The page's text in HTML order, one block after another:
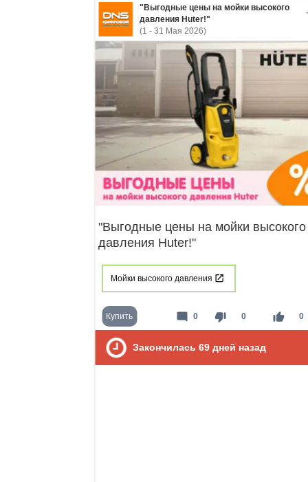
"Выгодные цены на мойки высокого
давления Huter!"
(1 - 31 Мая 2026)
"Выгодные цены на мойки высокого
давления Huter!"
Мойки высокого давления
Купить thumb_down 0 thumb_up 0
mode_comment 0
Закончилась 69 дней назад